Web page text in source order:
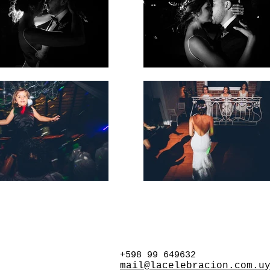
+598 99 649632
mail@lacelebracion.com.uy